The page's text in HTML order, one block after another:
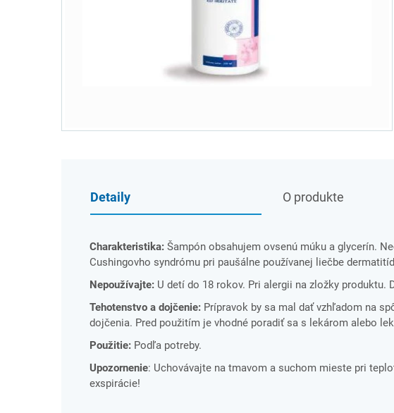
Detaily O produkte
Charakteristika: Šampón obsahujem ovsenú múku a glycerín.
Cushingovho syndrómu pri paušálne používanej liečbe
Nepoužívajte: U detí do 18 rokov. Pri alergii na zložky produktu.
Tehotenstvo a dojčenie: Prípravok by sa mal dať vzhľadom na
dojčenia. Pred použitím je vhodné poradiť sa s lekárom alebo
Použitie: Podľa potreby.
Upozornenie: Uchovávajte na tmavom a suchom mieste pri
exspirácie!